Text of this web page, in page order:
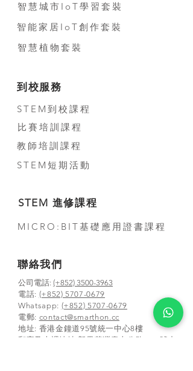
智慧城市IoT學習套裝
智能家居IoT創作套裝
智慧植物套裝
到校服務
STEM到校課程
比賽培訓課程
教師培訓課程
STEM短期活動
STEM 進修課程
MICRO:BIT基礎應用證書課程
聯絡我們
公司電話: (+852) 3500-3963
電話: (+852) 5707-0679
Whatsapp: (+852) 5707-0679
​電郵: contact@smarthon.cc
地址: 香港金鐘道95號統一中心8樓
郵寄及上課地址:新界荃灣青山公路388 號中